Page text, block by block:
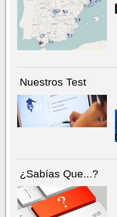
NÚMERO ACTUALHEMEROTECA
Nuestros Test
¿Sabías Que...?